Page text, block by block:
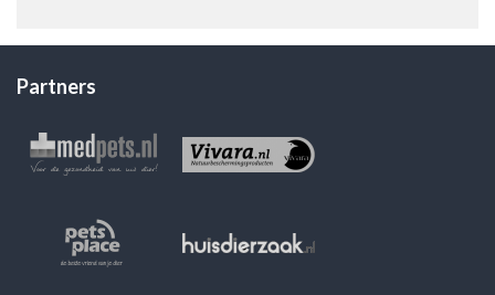
Partners